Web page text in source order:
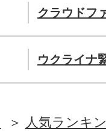
クラウドフ
ウクライナ
人気ランキ